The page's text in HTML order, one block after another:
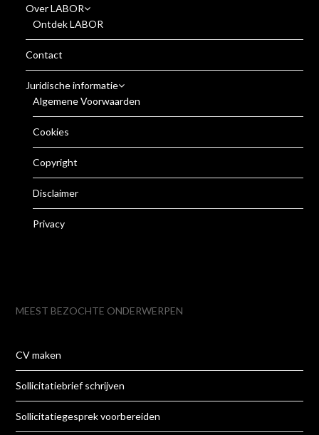
Over LABOR
Ontdek LABOR
Contact
Juridische informatie
Algemene Voorwaarden
Cookies
Copyright
Disclaimer
Privacy
MEEST BEZOCHTE ONDERWERPEN
CV maken
Sollicitatiebrief schrijven
Sollicitatiegesprek voorbereiden